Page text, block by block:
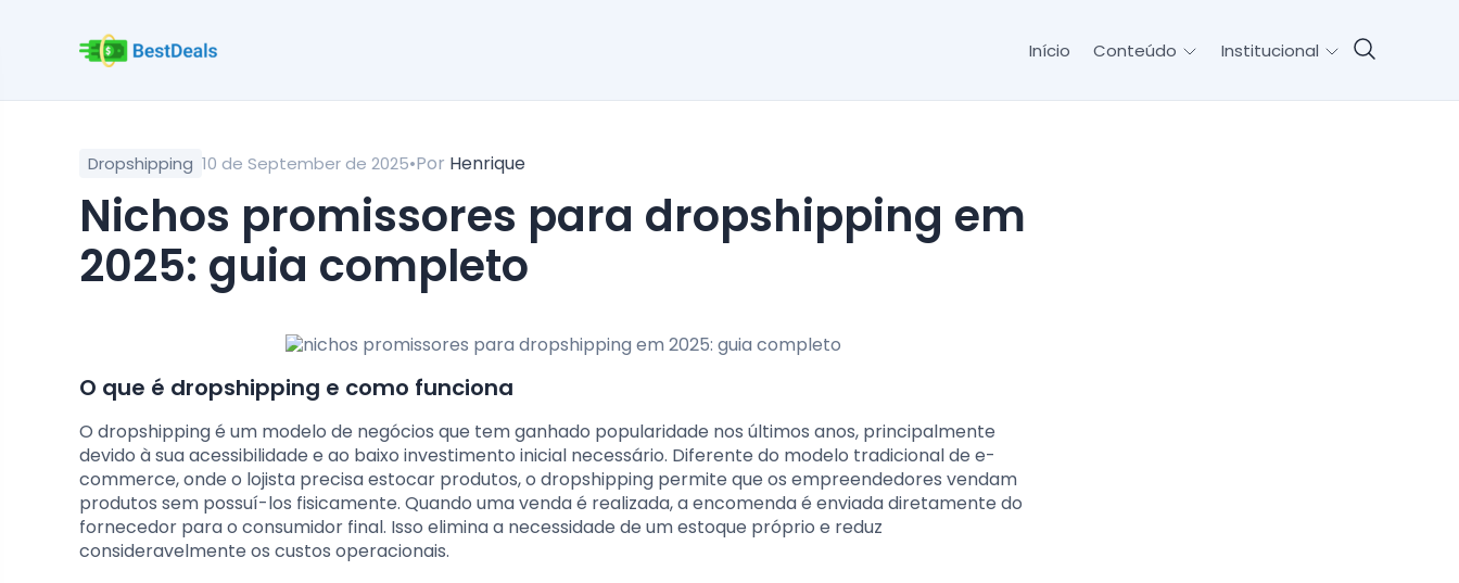
Início Conteúdo Institucional
Dropshipping 10 de September de 2025•Por Henrique
nichos promissores para dropshipping em
2025: guia completo
O que é dropshipping e como funciona
O dropshipping é um modelo de negócios que tem ganhado popularidade nos últimos anos, principalmente
devido à sua acessibilidade e ao baixo investimento inicial necessário. Diferente do modelo tradicional de e-
commerce, onde o lojista precisa estocar produtos, o dropshipping permite que os empreendedores vendam
produtos sem possuí-los fisicamente. Quando uma venda é realizada, a encomenda é enviada diretamente do
fornecedor para o consumidor final. Isso elimina a necessidade de um estoque próprio e reduz
consideravelmente os custos operacionais.